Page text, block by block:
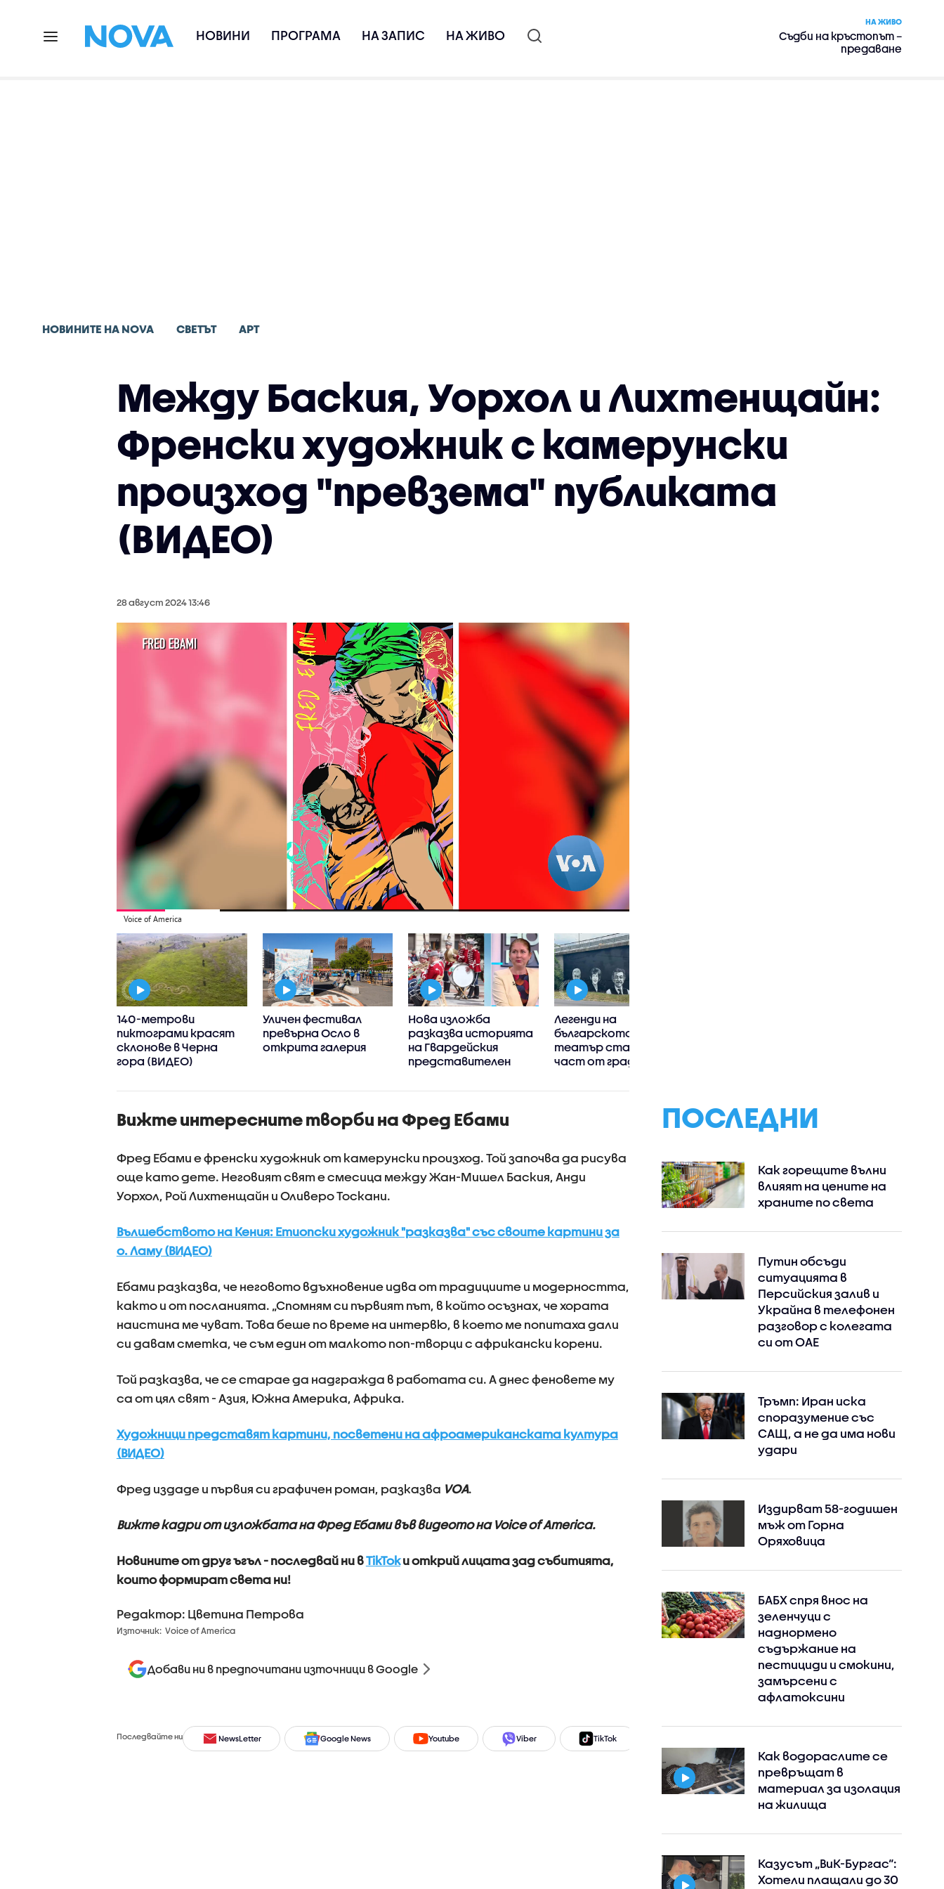
НОВИНИ ПРОГРАМА НА ЗАПИС НА ЖИВО
НА ЖИВО
Съдби на кръстопът –
предаване
НОВИНИТЕ НА NOVA СВЕТЪТ АРТ
Между Баския, Уорхол и Лихтенщайн:
Френски художник с камерунски
произход "превзема" публиката
(ВИДЕО)
28 август 2024 13:46
Voice of America
140-метрови
пиктограми красят
склонове в Черна
гора (ВИДЕО)
Уличен фестивал
превърна Осло в
открита галерия
Нова изложба
разказва историята
на Гвардейския
представителен
Легенди на
българското кино и
театър станаха
част от градския
Вижте интересните творби на Фред Ебами
Фред Ебами е френски художник от камерунски произход. Той започва да рисува
още като дете. Неговият свят е смесица между Жан-Мишел Баския, Анди
Уорхол, Рой Лихтенщайн и Оливеро Тоскани.
Вълшебството на Кения: Етиопски художник "разказва" със своите картини за
о. Ламу (ВИДЕО)
Ебами разказва, че неговото вдъхновение идва от традициите и модерността,
както и от посланията. „Спомням си първият път, в който осъзнах, че хората
наистина ме чуват. Това беше по време на интервю, в което ме попитаха дали
си давам сметка, че съм един от малкото поп-творци с африкански корени.
Той разказва, че се старае да надгражда в работата си. А днес феновете му
са от цял свят - Азия, Южна Америка, Африка.
Художници представят картини, посветени на афроамериканската култура
(ВИДЕО)
Фред издаде и първия си графичен роман, разказва VOA.
Вижте кадри от изложбата на Фред Ебами във видеото на Voice of America.
Новините от друг ъгъл - последвай ни вTikTokи открий лицата зад събитията,
които формират света ни!
Редактор: Цветина Петрова
Източник: Voice of America
Добави ни в предпочитани източници в Google
Последвайте ни NewsLetter Google News Youtube Viber TikTok
ПОСЛЕДНИ
Как горещите вълни
влияят на цените на
храните по света
Путин обсъди
ситуацията в
Персийския залив и
Украйна в телефонен
разговор с колегата
си от ОАЕ
Тръмп: Иран иска
споразумение със
САЩ, а не да има нови
удари
Издирват 58-годишен
мъж от Горна
Оряховица
БАБХ спря внос на
зеленчуци с
наднормено
съдържание на
пестициди и смокини,
замърсени с
афлатоксини
Как водораслите се
превръщат в
материал за изолация
на жилища
Казусът „ВиК-Бургас“:
Хотели плащали до 30